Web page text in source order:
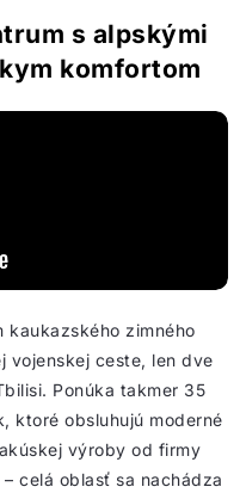
s alpskými
komfortom
kaukazského zimného
vojenskej ceste, len dve
Ponúka takmer 35
ktoré obsluhujú moderné
výroby od firmy
celá oblasť sa nachádza